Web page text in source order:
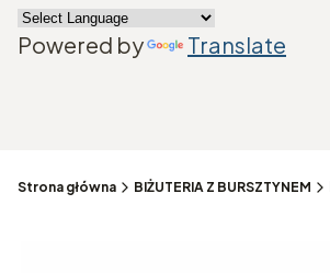
Powered by Translate
Strona główna BIŻUTERIA Z BURSZTYNEM